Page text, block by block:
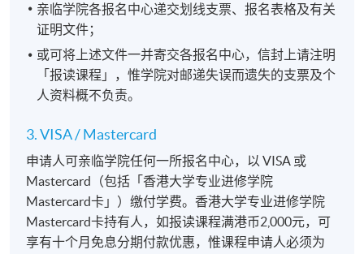
亲临学院各报名中心递交划线支票、报名表格及有关
证明文件；
或可将上述文件一并寄交各报名中心，信封上请注明
「报读课程」，惟学院对邮递失误而遗失的支票及个
人资料概不负责。
3. VISA / Mastercard
申请人可亲临学院任何一所报名中心，以 VISA 或
Mastercard（包括「香港大学专业进修学院
Mastercard卡」）缴付学费。香港大学专业进修学院
Mastercard卡持有人，如报读课程满港币2,000元，可
享有十个月免息分期付款优惠，惟课程申请人必须为